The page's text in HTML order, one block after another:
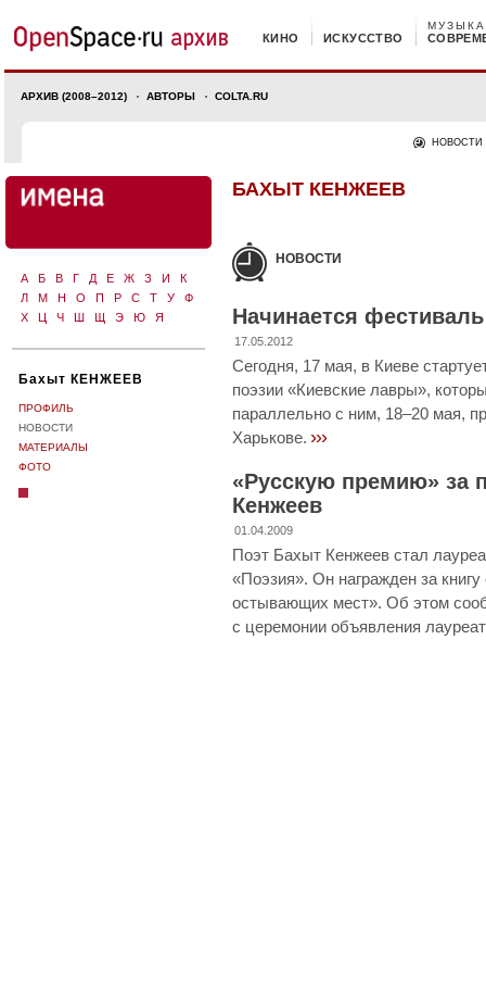
КИНО ИСКУССТВО
МУЗЫКА
АРХИВ (2008–2012) АВТОРЫ COLTA.RU
НОВОСТИ
А Б В Г Д Е Ж З И
К
Л
М Н О П Р С Т У
Ф
Х
Ц Ч Ш Щ Э Ю Я
Бахыт КЕНЖЕЕВ
ПРОФИЛЬ
НОВОСТИ
МАТЕРИАЛЫ
ФОТО
БАХЫТ КЕНЖЕЕВ
НОВОСТИ
Начинается
17.05.2012
Сегодня, 17 мая, в Киеве
поэзии «Киевские лавры»,
параллельно с ним, 18–20 мая,
Харькове. ›››
«Русскую премию» за
Кенжеев
01.04.2009
Поэт Бахыт Кенжеев стал
«Поэзия». Он награжден за
остывающих мест». Об этом
с церемонии объявления